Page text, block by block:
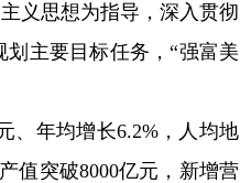
义思想为指导，深入贯彻
主要目标任务，“强富美
、年均增长6.2%，人均地
值突破8000亿元，新增营